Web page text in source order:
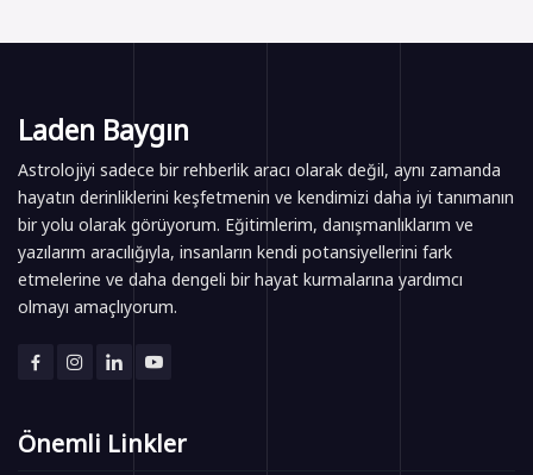
Laden Baygın
Astrolojiyi sadece bir rehberlik aracı olarak değil, aynı zamanda
hayatın derinliklerini keşfetmenin ve kendimizi daha iyi tanımanın
bir yolu olarak görüyorum. Eğitimlerim, danışmanlıklarım ve
yazılarım aracılığıyla, insanların kendi potansiyellerini fark
etmelerine ve daha dengeli bir hayat kurmalarına yardımcı
olmayı amaçlıyorum.
Önemli Linkler